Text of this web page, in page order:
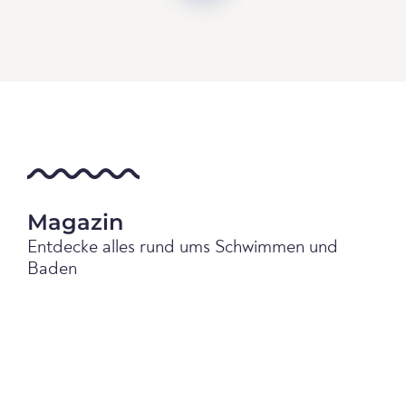
Magazin
Entdecke alles rund ums Schwimmen und
Baden